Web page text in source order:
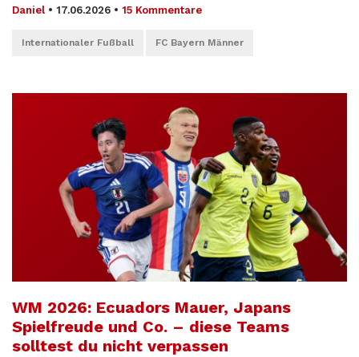
Daniel • 17.06.2026 • 15 Kommentare
Internationaler Fußball FC Bayern Männer
WM 2026: Ecuadors Mauer, Japans
Spielfreude und Co. – diese Teams
solltest du nicht verpassen